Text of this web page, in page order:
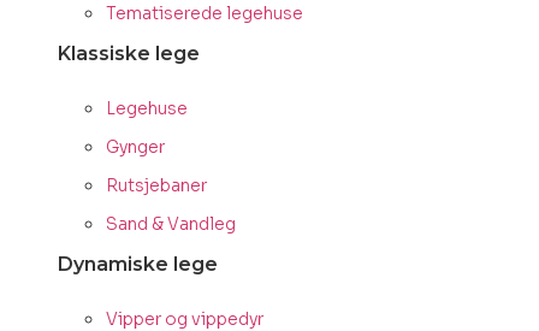
Tematiserede legehuse
Klassiske lege
Legehuse
Gynger
Rutsjebaner
Sand & Vandleg
Dynamiske lege
Vipper og vippedyr